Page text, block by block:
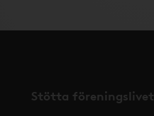
Stötta föreningslivet